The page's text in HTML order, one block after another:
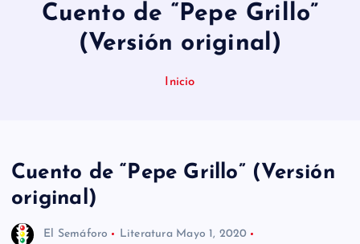
Cuento de “Pepe Grillo”
(Versión original)
Inicio
Cuento de “Pepe Grillo” (Versión
original)
El Semáforo Literatura Mayo 1, 2020